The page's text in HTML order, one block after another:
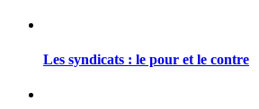
Les syndicats : le pour et le contre